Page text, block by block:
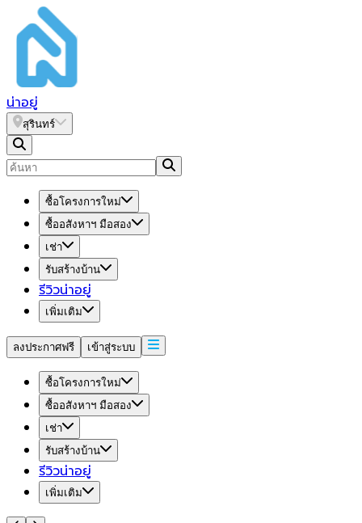
น่าอยู่
สุรินทร์
ซื้อโครงการใหม่
ซื้ออสังหาฯ มือสอง
เช่า
รับสร้างบ้าน
รีวิวน่าอยู่
เพิ่มเติม
ลงประกาศฟรี เข้าสู่ระบบ
ซื้อโครงการใหม่
ซื้ออสังหาฯ มือสอง
เช่า
รับสร้างบ้าน
รีวิวน่าอยู่
เพิ่มเติม